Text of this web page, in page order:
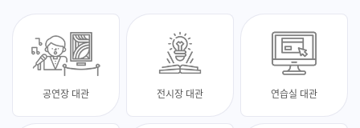
공연장 대관 전시장 대관 연습실 대관